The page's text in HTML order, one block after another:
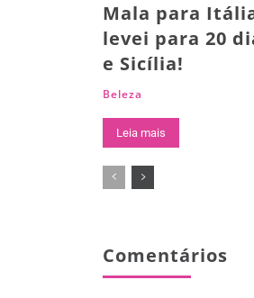
Mala para
levei para 20
e Sicília!
Beleza
Leia mais
Comentários